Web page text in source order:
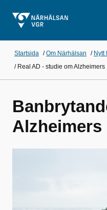
Startsida /Om Närhälsan / Nytt
/ Real AD - studie om Alzheimers
Alzheimers